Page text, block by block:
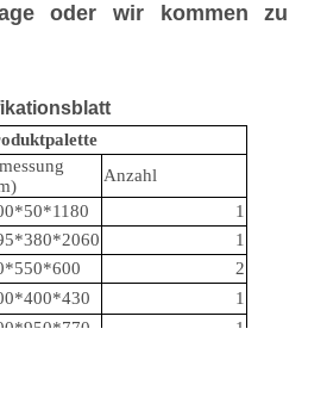
oder wir kommen zu
Anzahl
1
1
2
1
1